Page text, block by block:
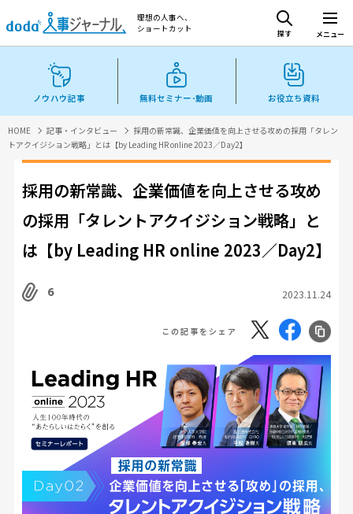
理想の人事へ、
ショートカット
探す メニュー
ノウハウ記事 無料セミナー･動画 お役立ち資料
HOME 記事・インタビュー
採用の新常識、企業価値を向上させる攻めの採用「タレン
トアクイジション戦略」とは【by Leading HR online 2023／Day2】
採用の新常識、企業価値を向上させる攻め
の採用「タレントアクイジション戦略」と
は【by Leading HR online 2023／Day2】
6 2023.11.24
この記事をシェア